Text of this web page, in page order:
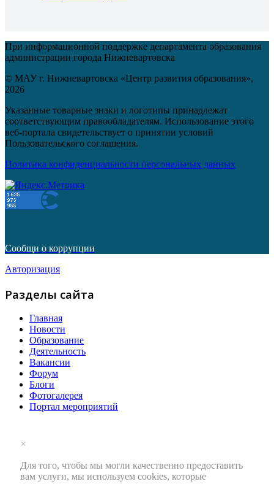
При информационной поддержке департамента образования
администрации города Нижневартовска
© МАУ г. Нижневартовска «Центр развития образования»,
2026
Указанные товарные знаки и логотипы принадлежат
соответствующим правообладателям. Использование этого
веб-портала свидетельствует о принятии условий
Пользовательского соглашения.
Политика конфиденциальности персональных данных
Сообщи о коррупции
Авторизация
Разделы сайта
Главная
Новости
Образование
Деятельность
Вакансии
Форум
Блоги
Фотогалерея
Портал мероприятий
×
Для того, чтобы мы могли качественно предоставить
вам услуги, мы используем cookies, которые